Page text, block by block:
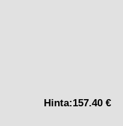
Hinta:157.40 €